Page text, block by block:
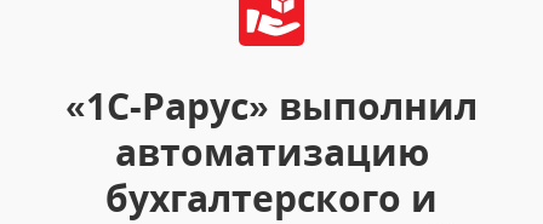
«1С-Рарус» выполнил
автоматизацию
бухгалтерского и